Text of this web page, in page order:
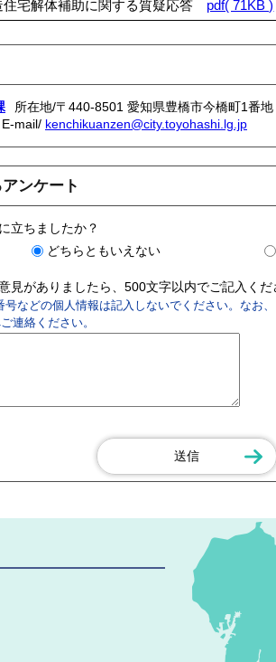
住宅解体補助に関する質疑応答 pdf( 71KB )
所在地/〒440-8501 愛知県豊橋市今橋町1番
E-mail/ kenchikuanzen@city.toyohashi.lg.jp
ンケート
立ちましたか？
どちらともいえない
見がありましたら、500文字以内でご記入く
号などの個人情報は記入しないでください。なお
連絡ください。